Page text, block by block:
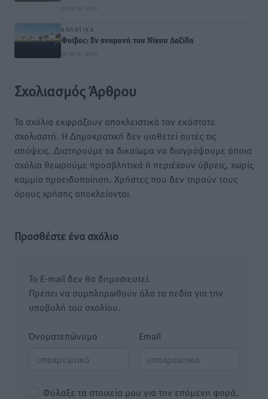
06.08.26 · 16:50
ΑΘΛΗΤΙΚΆ
Φοίβος: Εν αναμονή του Νίκου Λαζίδη
06.08.26 · 16:49
Σχολιασμός Άρθρου
Τα σχόλια εκφράζουν αποκλειστικά τον εκάστοτε
σχολιαστή. Η Δημοκρατική δεν υιοθετεί αυτές τις
απόψεις. Διατηρούμε το δικαίωμα να διαγράψουμε όποια
σχόλια θεωρούμε προσβλητικά ή περιέχουν ύβρεις, χωρίς
καμμία προειδοποίηση. Χρήστες που δεν τηρούν τους
όρους χρήσης αποκλείονται.
Προσθέστε ένα σχόλιο
Το E-mail δεν θα δημοσιευτεί.
Πρέπει να συμπληρωθούν όλα τα πεδία για την
υποβολή του σχολίου.
Όνοματεπώνυμο Email
Φύλαξε τα στοιχεία μου για την επόμενη φορά.